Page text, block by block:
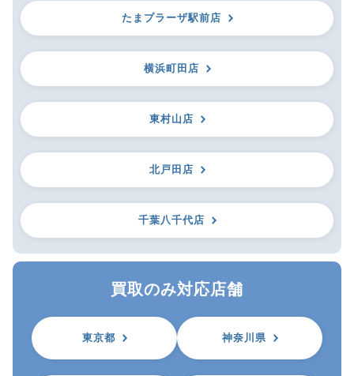
たまプラーザ駅前店
横浜町田店
東村山店
北戸田店
千葉八千代店
買取のみ対応店舗
東京都 神奈川県